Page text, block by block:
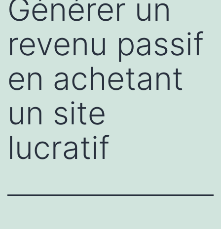
Générer un
revenu passif
en achetant
un site
lucratif